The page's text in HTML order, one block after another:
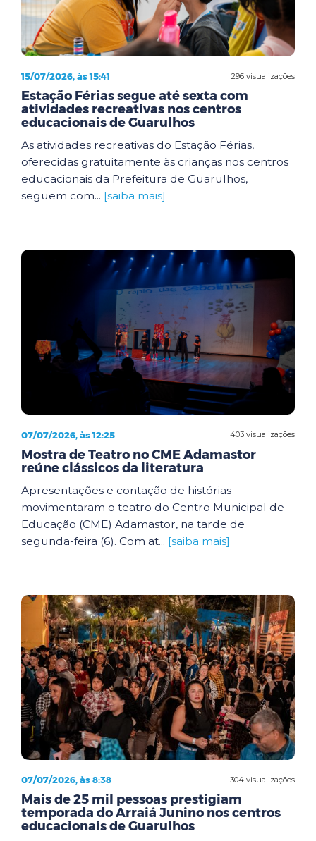
296 visualizações
15/07/2026, às 15:41
Estação Férias segue até sexta com
atividades recreativas nos centros
educacionais de Guarulhos
As atividades recreativas do Estação Férias,
oferecidas gratuitamente às crianças nos centros
educacionais da Prefeitura de Guarulhos,
seguem com... [saiba mais]
403 visualizações
07/07/2026, às 12:25
Mostra de Teatro no CME Adamastor
reúne clássicos da literatura
Apresentações e contação de histórias
movimentaram o teatro do Centro Municipal de
Educação (CME) Adamastor, na tarde de
segunda-feira (6). Com at... [saiba mais]
304 visualizações
07/07/2026, às 8:38
Mais de 25 mil pessoas prestigiam
temporada do Arraiá Junino nos centros
educacionais de Guarulhos